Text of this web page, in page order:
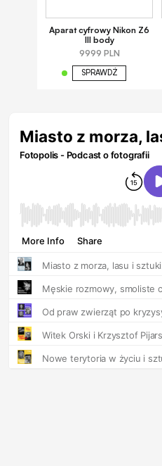
Aparat cyfrowy Nikon Z6
III body
9999 PLN
SPRAWDŹ